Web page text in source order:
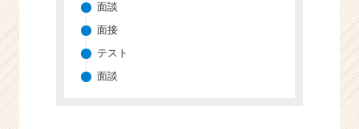
面談
面接
テスト
面談